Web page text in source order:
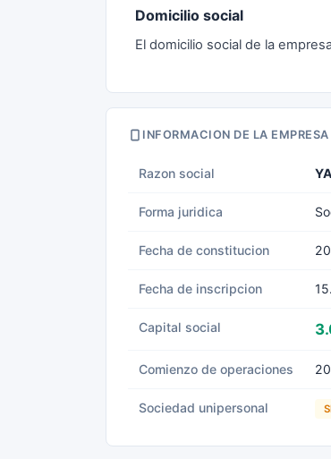
Domicilio social
El domicilio social de la
INFORMACION DE LA EMPRESA
Razon social
Forma juridica
Fecha de constitucion
Fecha de inscripcion
Capital social
Comienzo de operaciones
Sociedad unipersonal